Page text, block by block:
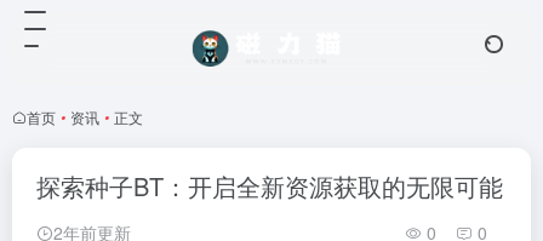
首页 • 资讯 • 正文
探索种子BT：开启全新资源获取的无限可能
2年前更新 0 0